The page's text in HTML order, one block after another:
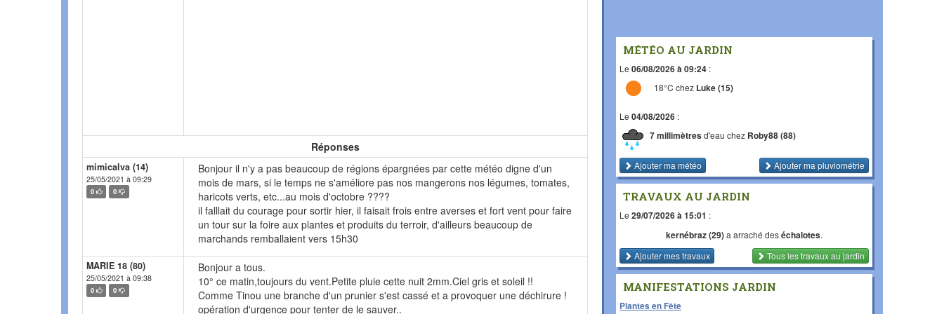
Réponses
mimicalva (14)
25/05/2021 à 09:29
0 0
Bonjour il n'y a pas beaucoup de régions épargnées par cette météo digne d'un
mois de mars, si le temps ne s'améliore pas nos mangerons nos légumes, tomates,
haricots verts, etc...au mois d'octobre ????
il falllait du courage pour sortir hier, il faisait frois entre averses et fort vent pour faire
un tour sur la foire aux plantes et produits du terroir, d'ailleurs beaucoup de
marchands remballaient vers 15h30
MARIE 18 (80)
25/05/2021 à 09:38
0 0
Bonjour a tous.
10° ce matin,toujours du vent.Petite pluie cette nuit 2mm.Ciel gris et soleil !!
Comme Tinou une branche d'un prunier s'est cassé et a provoquer une déchirure !
opération d'urgence pour tenter de le sauver..
MÉTÉO AU JARDIN
Le 06/08/2026 à 09:24 :
18°C chez Luke (15)
Le 04/08/2026 :
7 millimètresd'eau chez Roby88 (88)
Ajouter ma météo Ajouter ma pluviométrie
TRAVAUX AU JARDIN
Le 29/07/2026 à 15:01 :
kernébraz (29)a arraché deséchalotes.
Ajouter mes travaux
Tous les travauxau jardin
MANIFESTATIONS JARDIN
Plantes en Fête